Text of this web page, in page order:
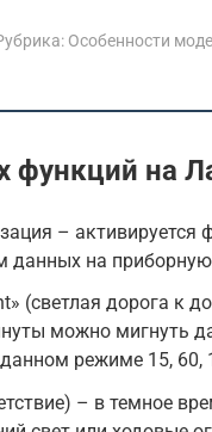
Особенности
функций на
– активируется
данных на
(светлая дорога к
можно мигнуть
режиме 15, 60,
– в темное